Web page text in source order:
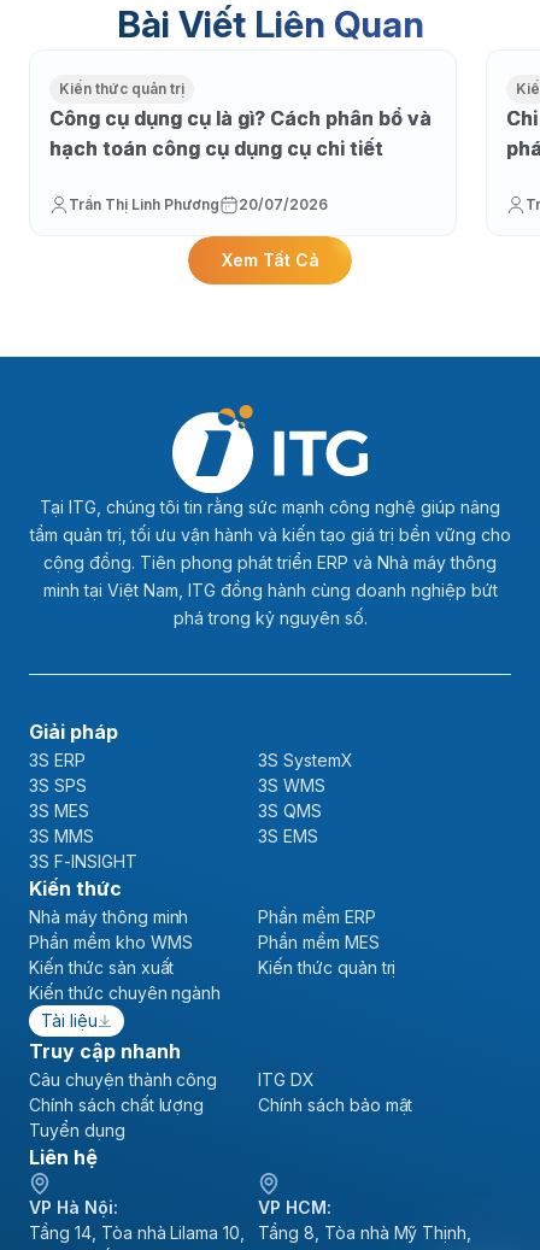
Bài Viết Liên Quan
Kiến thức quản trị
Công cụ dụng cụ là gì? Cách phân bổ và
hạch toán công cụ dụng cụ chi tiết
Trần Thị Linh Phương 20/07/2026
Xem Tất Cả
Tại ITG, chúng tôi tin rằng sức mạnh công nghệ giúp nâng
tầm quản trị, tối ưu vận hành và kiến tạo giá trị bền vững cho
cộng đồng. Tiên phong phát triển ERP và Nhà máy thông
minh tại Việt Nam, ITG đồng hành cùng doanh nghiệp bứt
phá trong kỷ nguyên số.
Giải pháp
3S ERP
3S SystemX
3S SPS
3S WMS
3S MES
3S QMS
3S MMS
3S EMS
3S F-INSIGHT
Kiến thức
Nhà máy thông minh
Phần mềm ERP
Phần mềm kho WMS
Phần mềm MES
Kiến thức sản xuất
Kiến thức quản trị
Kiến thức chuyên ngành
Tài liệu
Truy cập nhanh
Câu chuyện thành công
ITG DX
Chính sách chất lượng
Chính sách bảo mật
Tuyển dụng
Liên hệ
VP Hà Nội:
Tầng 14, Tòa nhà Lilama 10,
VP HCM:
Tầng 8, Tòa nhà Mỹ Thịnh,